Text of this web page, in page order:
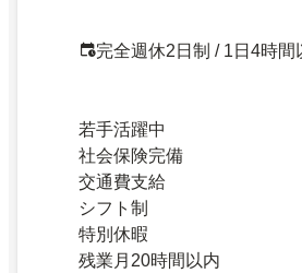
完全週休2日制 / 1日4時間
若手活躍中
社会保険完備
交通費支給
シフト制
特別休暇
残業月20時間以内